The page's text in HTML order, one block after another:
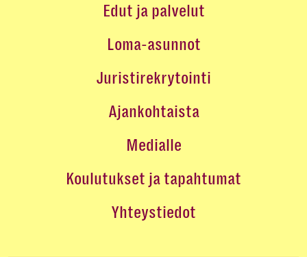
Edut ja palvelut
Loma-asunnot
Juristirekrytointi
Ajankohtaista
Medialle
Koulutukset ja tapahtumat
Yhteystiedot